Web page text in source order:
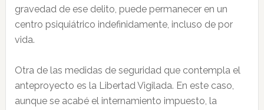
gravedad de ese delito, puede permanecer en un
centro psiquiátrico indefinidamente, incluso de por
vida.
Otra de las medidas de seguridad que contempla el
anteproyecto es la Libertad Vigilada. En este caso,
aunque se acabé el internamiento impuesto, la